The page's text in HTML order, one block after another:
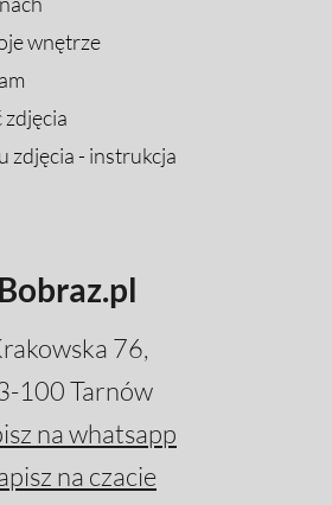
wnętrze
zdjęcia
zdjęcia - instrukcja
Bobraz.pl
76,
100 Tarnów
na whatsapp
na czacie